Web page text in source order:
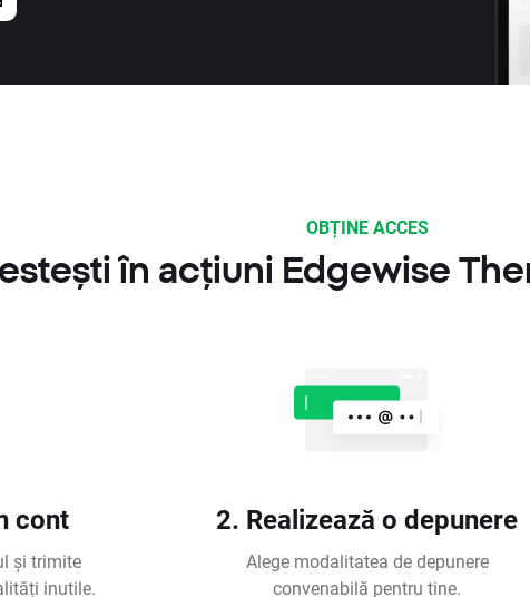
OBȚINE ACCES
în acțiuni Edgewise
cont
și trimite
inutile.
2. Realizează o depunere
Alege modalitatea de depunere
convenabilă pentru tine.